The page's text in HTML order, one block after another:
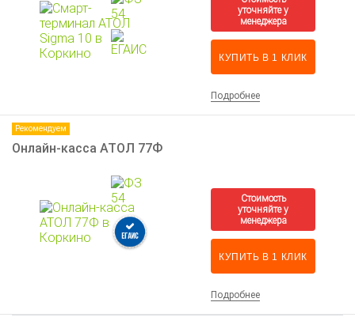
КУПИТЬ В 1 КЛИК
Подробнее
Рекомендуем
Онлайн-касса АТОЛ 77Ф
КУПИТЬ В 1 КЛИК
Подробнее